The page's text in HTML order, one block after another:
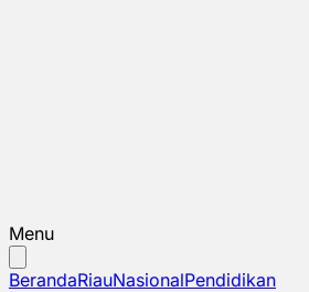
Menu
BerandaRiauNasionalPendidikan